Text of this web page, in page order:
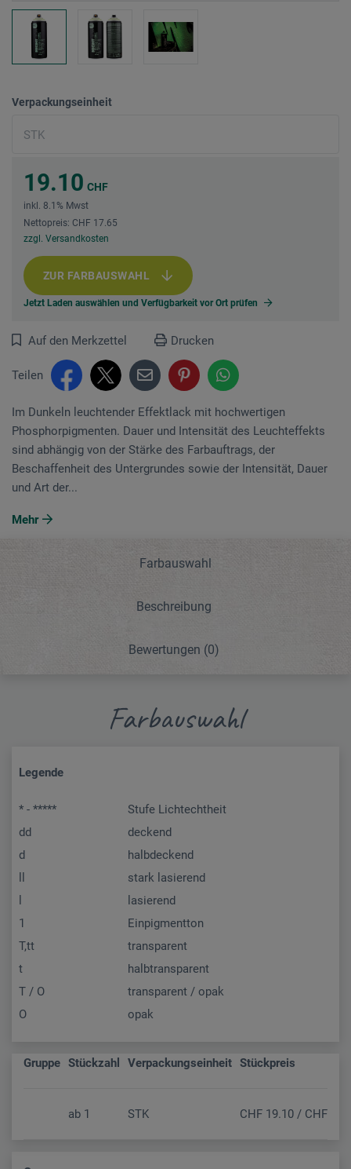
Verpackungseinheit
19.10 CHF
inkl. 8.1% Mwst
Nettopreis: CHF 17.65
zzgl. Versandkosten
ZUR FARBAUSWAHL
Jetzt Laden auswählen und Verfügbarkeit vor Ort prüfen
Auf den Merkzettel Drucken
Teilen
Im Dunkeln leuchtender Effektlack mit hochwertigen
Phosphorpigmenten. Dauer und Intensität des Leuchteffekts
sind abhängig von der Stärke des Farbauftrags, der
Beschaffenheit des Untergrundes sowie der Intensität, Dauer
und Art der...
Mehr
Farbauswahl
Beschreibung
Bewertungen (0)
Farbauswahl
Legende
* - *****
Stufe Lichtechtheit
dd
deckend
d
halbdeckend
stark lasierend
lasierend
1
Einpigmentton
T,tt
transparent
t
halbtransparent
T / O
transparent / opak
O
opak
Gruppe Stückzahl Verpackungseinheit Stückpreis
ab 1 STK CHF 19.10 / CHF